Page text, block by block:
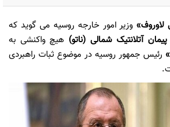
وزیر امور خارجه روسیه می گوید که
آتلانتیک شمالی (ناتو) هیچ واکنشی به
رئیس جمهور روسیه در موضوع ثبات راهبردی